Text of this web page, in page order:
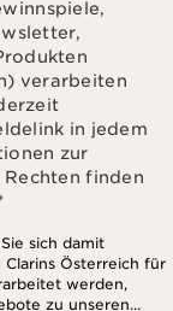
verarbeiten
in jedem
zur
finden
sich damit
Clarins Österreich für
werden,
zu unseren